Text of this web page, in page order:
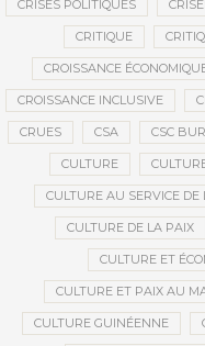
CRISES POLITIQUES
CRITIQUE
CROISSANCE
CROISSANCE INCLUSIVE
CRUES CSA CSC
CULTURE
CULTURE AU SERVICE DE
CULTURE DE LA PAIX
CULTURE ET
CULTURE ET PAIX AU
CULTURE GUINÉENNE